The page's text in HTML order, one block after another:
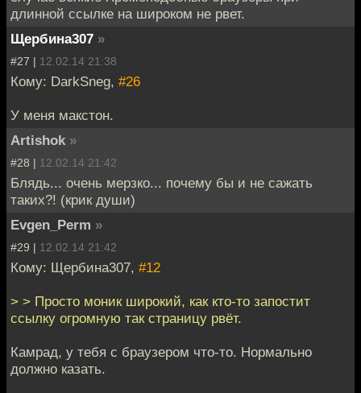
длинной ссылке на широком не рвет.
Щербина307 »
#27 | 12.02.14 21:38
Кому: DarkSneg, #26
У меня макстон.
Artishok »
#28 | 12.02.14 21:42
Блядь... очень мерзко... почему бы и не сажать
таких?! (крик души)
Evgen_Perm »
#29 | 12.02.14 21:42
Кому: Щербина307, #12
> > Просто моник широкий, как кто-то запостит
ссылку огромную так страницу рвёт.
Камрад, у тебя с браузером что-то. Нормально
должно казать.